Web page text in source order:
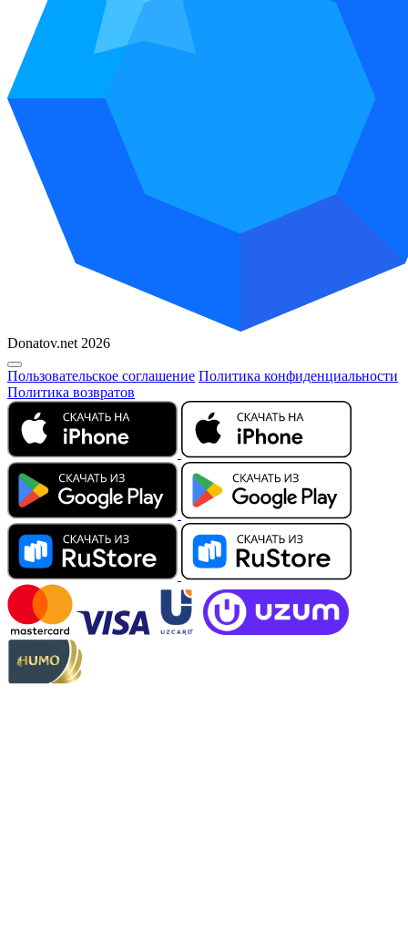
Donatov.net 2026
Пользовательское соглашение Политика конфиденциальности
Политика возвратов